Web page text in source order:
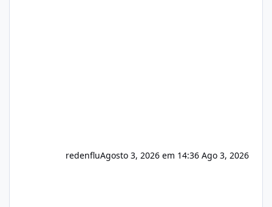
redenfluAgosto 3, 2026 em 14:36 Ago 3, 2026